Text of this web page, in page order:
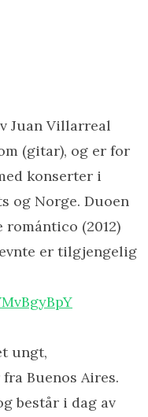
Juan Villarreal
(gitar), og er for
konserter i
og Norge. Duoen
(2012)
er tilgjengelig
ungt,
Buenos Aires.
består i dag av